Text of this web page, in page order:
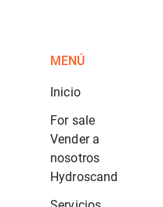
MENÚ
Inicio
For sale
Vender a
nosotros
Hydroscand